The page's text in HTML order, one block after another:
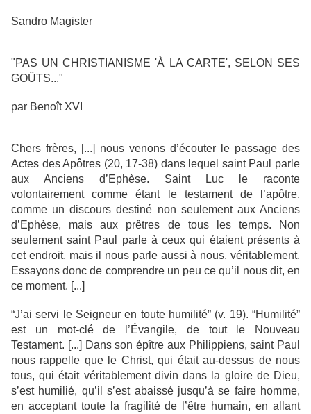
Sandro Magister
"PAS UN CHRISTIANISME 'À LA CARTE', SELON SES
GOÛTS..."
par Benoît XVI
Chers frères, [...] nous venons d’écouter le passage des
Actes des Apôtres (20, 17-38) dans lequel saint Paul parle
aux Anciens d’Ephèse. Saint Luc le raconte
volontairement comme étant le testament de l’apôtre,
comme un discours destiné non seulement aux Anciens
d’Ephèse, mais aux prêtres de tous les temps. Non
seulement saint Paul parle à ceux qui étaient présents à
cet endroit, mais il nous parle aussi à nous, véritablement.
Essayons donc de comprendre un peu ce qu’il nous dit, en
ce moment. [...]
“J’ai servi le Seigneur en toute humilité” (v. 19). “Humilité”
est un mot-clé de l’Évangile, de tout le Nouveau
Testament. [...] Dans son épître aux Philippiens, saint Paul
nous rappelle que le Christ, qui était au-dessus de nous
tous, qui était véritablement divin dans la gloire de Dieu,
s’est humilié, qu’il s’est abaissé jusqu’à se faire homme,
en acceptant toute la fragilité de l’être humain, en allant